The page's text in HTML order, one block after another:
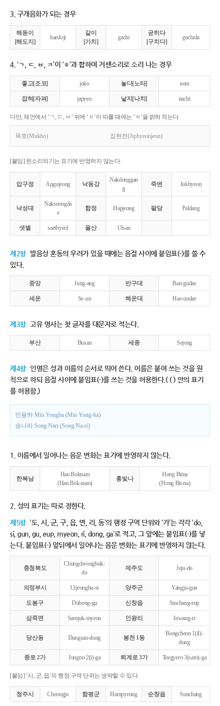
3. 구개음화가 되는 경우
해돋이
[해도지]
haedoji
같이
[가치]
gachi
굳히다
[구치다]
guchida
4. ‘ㄱ, ㄷ, ㅂ, ㅈ’이 ‘ㅎ’과 합하여 거센소리로 소리 나는 경우
좋고[조코] joko 놓다[노타] nota
잡혀[자펴] japyeo 낳지[나치] nachi
다만, 체언에서 ‘ㄱ, ㄷ, ㅂ’ 뒤에 ‘ㅎ’이 따를 때에는 ‘ㅎ’을 밝혀 적는다.
묵호(Mukho) 집현전(Jiphyeonjeon)
[붙임] 된소리되기는 표기에 반영하지 않는다.
압구정 Apgujeong 낙동강
Nakdonggan
g
죽변 Jukbyeon
낙성대
Nakseongda
e
합정 Hapjeong 팔당 Paldang
샛별 saetbyeol 울산 Ulsan
제2항 발음상 혼동의 우려가 있을 때에는 음절 사이에 붙임표(-)를 쓸 수
있다.
중앙 Jung-ang 반구대 Ban-gudae
세운 Se-un 해운대 Hae-undae
제3항 고유 명사는 첫 글자를 대문자로 적는다.
부산 Busan 세종 Sejong
제4항 인명은 성과 이름의 순서로 띄어 쓴다. 이름은 붙여 쓰는 것을 원
칙으로 하되 음절 사이에 붙임표(-)를 쓰는 것을 허용한다.( ( ) 안의 표기
를 허용함.)
민용하 Min Yongha (Min Yong-ha)
송나리 Song Nari (Song Na-ri)
1. 이름에서 일어나는 음운 변화는 표기에 반영하지 않는다.
한복남
Han Boknam
(Han Bok-nam)
홍빛나
Hong Bitna
(Hong Bit-na)
2. 성의 표기는 따로 정한다.
제5항 ‘도, 시, 군, 구, 읍, 면, 리, 동’의 행정 구역 단위와 ‘가’는 각각 ‘do,
si, gun, gu, eup, myeon, ri, dong, ga’로 적고, 그 앞에는 붙임표(-)를 넣
는다. 붙임표(-) 앞뒤에서 일어나는 음운 변화는 표기에 반영하지 않는다.
충청북도
Chungcheongbuk-
do
제주도 Jeju-do
의정부시 Uijeongbu-si 양주군 Yangju-gun
도봉구 Dobong-gu 신창읍 Sinchang-eup
삼죽면 Samjuk-myeon 인왕리 Inwang-ri
당산동 Dangsan-dong 봉천 1동
Bongcheon 1(il)-
dong
종로 2가 Jongno 2(i)-ga 퇴계로 3가 Toegyero 3(sam)-ga
[붙임] ‘시, 군, 읍’의 행정 구역 단위는 생략할 수 있다.
청주시 Cheongju 함평군 Hampyeong 순창읍 Sunchang